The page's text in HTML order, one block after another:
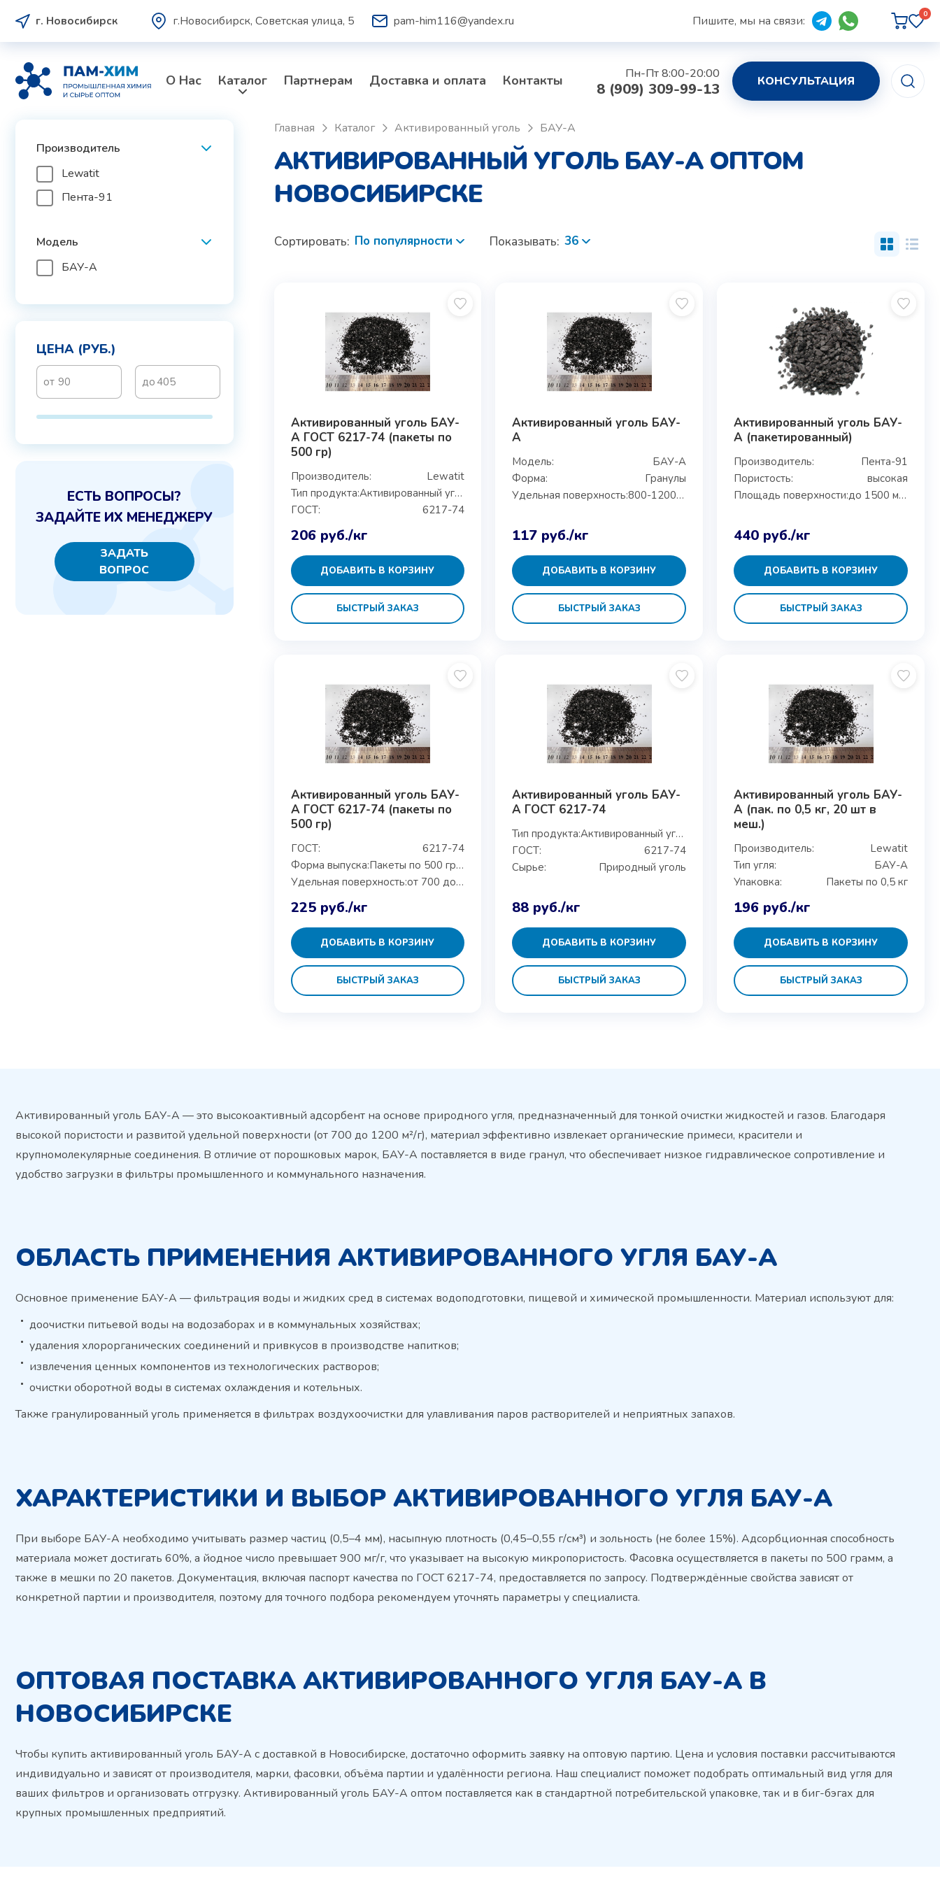
г. Новосибирск г.Новосибирск, Советская улица, 5 pam-him116@yandex.ru Пишите, мы на связи: 0
О Нас Каталог Партнерам Доставка и оплата Контакты Пн-Пт 8:00-20:00
8 (909) 309-99-13 КОНСУЛЬТАЦИЯ
Производитель
Lewatit
Пента-91
Модель
БАУ-А
ЦЕНА (РУБ.)
ЕСТЬ ВОПРОСЫ?
ЗАДАЙТЕ ИХ МЕНЕДЖЕРУ
ЗАДАТЬ
ВОПРОС
Главная Каталог Активированный уголь БАУ-А
АКТИВИРОВАННЫЙ УГОЛЬ БАУ-А ОПТОМ
НОВОСИБИРСКЕ
Сортировать: По популярности Показывать: 36
Активированный уголь БАУ-
А ГОСТ 6217-74 (пакеты по
500 гр)
Производитель:
Lewatit
Тип продукта:
Активированный уголь БАУ-А LEWATIT
ГОСТ:
6217-74
206 руб./кг
ДОБАВИТЬ В КОРЗИНУ
БЫСТРЫЙ ЗАКАЗ
Активированный уголь БАУ-
А
Модель:
БАУ-А
Форма:
Гранулы
Удельная поверхность:
800-1200 м²/г
117 руб./кг
ДОБАВИТЬ В КОРЗИНУ
БЫСТРЫЙ ЗАКАЗ
Активированный уголь БАУ-
А (пакетированный)
Производитель:
Пента-91
Пористость:
высокая
Площадь поверхности:
до 1500 м²/г
440 руб./кг
ДОБАВИТЬ В КОРЗИНУ
БЫСТРЫЙ ЗАКАЗ
Активированный уголь БАУ-
А ГОСТ 6217-74 (пакеты по
500 гр)
ГОСТ:
6217-74
Форма выпуска:
Пакеты по 500 грамм
Удельная поверхность:
от 700 до 1200 м²/г
225 руб./кг
ДОБАВИТЬ В КОРЗИНУ
БЫСТРЫЙ ЗАКАЗ
Активированный уголь БАУ-
А ГОСТ 6217-74
Тип продукта:
Активированный уголь БАУ-А
ГОСТ:
6217-74
Сырье:
Природный уголь
88 руб./кг
ДОБАВИТЬ В КОРЗИНУ
БЫСТРЫЙ ЗАКАЗ
Активированный уголь БАУ-
А (пак. по 0,5 кг, 20 шт в
меш.)
Производитель:
Lewatit
Тип угля:
БАУ-А
Упаковка:
Пакеты по 0,5 кг
196 руб./кг
ДОБАВИТЬ В КОРЗИНУ
БЫСТРЫЙ ЗАКАЗ
Активированный уголь БАУ-А — это высокоактивный адсорбент на основе природного угля, предназначенный для тонкой очистки жидкостей и газов. Благодаря
высокой пористости и развитой удельной поверхности (от 700 до 1200 м²/г), материал эффективно извлекает органические примеси, красители и
крупномолекулярные соединения. В отличие от порошковых марок, БАУ-А поставляется в виде гранул, что обеспечивает низкое гидравлическое сопротивление и
удобство загрузки в фильтры промышленного и коммунального назначения.
ОБЛАСТЬ ПРИМЕНЕНИЯ АКТИВИРОВАННОГО УГЛЯ БАУ-А
Основное применение БАУ-А — фильтрация воды и жидких сред в системах водоподготовки, пищевой и химической промышленности. Материал используют для:
доочистки питьевой воды на водозаборах и в коммунальных хозяйствах;
удаления хлорорганических соединений и привкусов в производстве напитков;
извлечения ценных компонентов из технологических растворов;
очистки оборотной воды в системах охлаждения и котельных.
Также гранулированный уголь применяется в фильтрах воздухоочистки для улавливания паров растворителей и неприятных запахов.
ХАРАКТЕРИСТИКИ И ВЫБОР АКТИВИРОВАННОГО УГЛЯ БАУ-А
При выборе БАУ-А необходимо учитывать размер частиц (0,5–4 мм), насыпную плотность (0,45–0,55 г/см³) и зольность (не более 15%). Адсорбционная способность
материала может достигать 60%, а йодное число превышает 900 мг/г, что указывает на высокую микропористость. Фасовка осуществляется в пакеты по 500 грамм, а
также в мешки по 20 пакетов. Документация, включая паспорт качества по ГОСТ 6217-74, предоставляется по запросу. Подтверждённые свойства зависят от
конкретной партии и производителя, поэтому для точного подбора рекомендуем уточнять параметры у специалиста.
ОПТОВАЯ ПОСТАВКА АКТИВИРОВАННОГО УГЛЯ БАУ-А В
НОВОСИБИРСКЕ
Чтобы купить активированный уголь БАУ-А с доставкой в Новосибирске, достаточно оформить заявку на оптовую партию. Цена и условия поставки рассчитываются
индивидуально и зависят от производителя, марки, фасовки, объёма партии и удалённости региона. Наш специалист поможет подобрать оптимальный вид угля для
ваших фильтров и организовать отгрузку. Активированный уголь БАУ-А оптом поставляется как в стандартной потребительской упаковке, так и в биг-бэгах для
крупных промышленных предприятий.